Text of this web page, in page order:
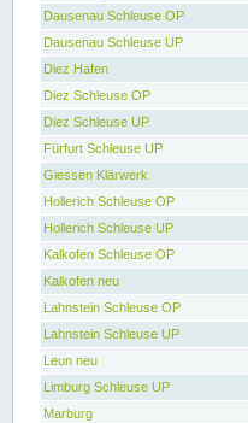
Dausenau Schleuse OP
Dausenau Schleuse UP
Diez Hafen
Diez Schleuse OP
Diez Schleuse UP
Fürfurt Schleuse UP
Giessen Klärwerk
Hollerich Schleuse OP
Hollerich Schleuse UP
Kalkofen Schleuse OP
Kalkofen neu
Lahnstein Schleuse OP
Lahnstein Schleuse UP
Leun neu
Limburg Schleuse UP
Marburg